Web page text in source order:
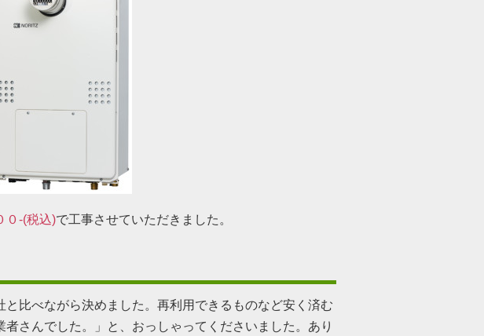
０-(税込)で工事させていただきました。
と比べながら決めました。再利用できるものなど安く済む
さんでした。」と、おっしゃってくださいました。あり